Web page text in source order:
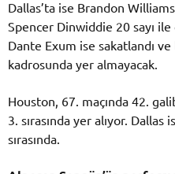
Dallas’ta ise Brandon
Spencer Dinwiddie 20 sayı
Dante Exum ise sakatlandı
kadrosunda yer almayacak.
Houston, 67. maçında 42.
3. sırasında yer alıyor. Dallas
sırasında.